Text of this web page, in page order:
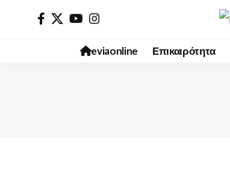
eviaonline Επικαιρότητα